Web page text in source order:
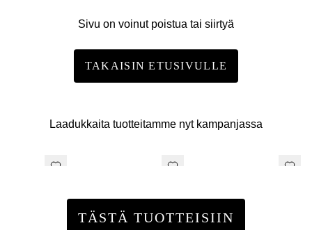
Sivu on voinut poistua tai siirtyä
TAKAISIN ETUSIVULLE
Laadukkaita tuotteitamme nyt kampanjassa
TÄSTÄ TUOTTEISIIN